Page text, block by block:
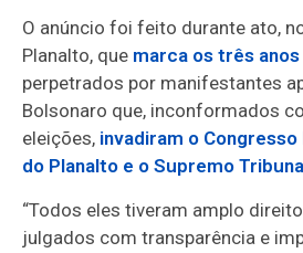
O anúncio foi feito durante ato,
Planalto, que marca os três
perpetrados por manifestantes
Bolsonaro que, inconformados
eleições, invadiram o
do Planalto e o Supremo
“Todos eles tiveram amplo
julgados com transparência e